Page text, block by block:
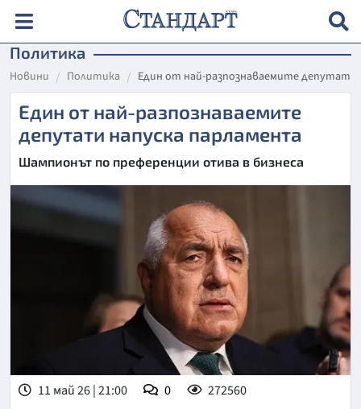
Политика
Новини Политика Един от най-разпознаваемите депутати
Един от най-разпознаваемите
депутати напуска парламента
Шампионът по преференции отива в бизнеса
11 май 26 | 21:00 0 272560